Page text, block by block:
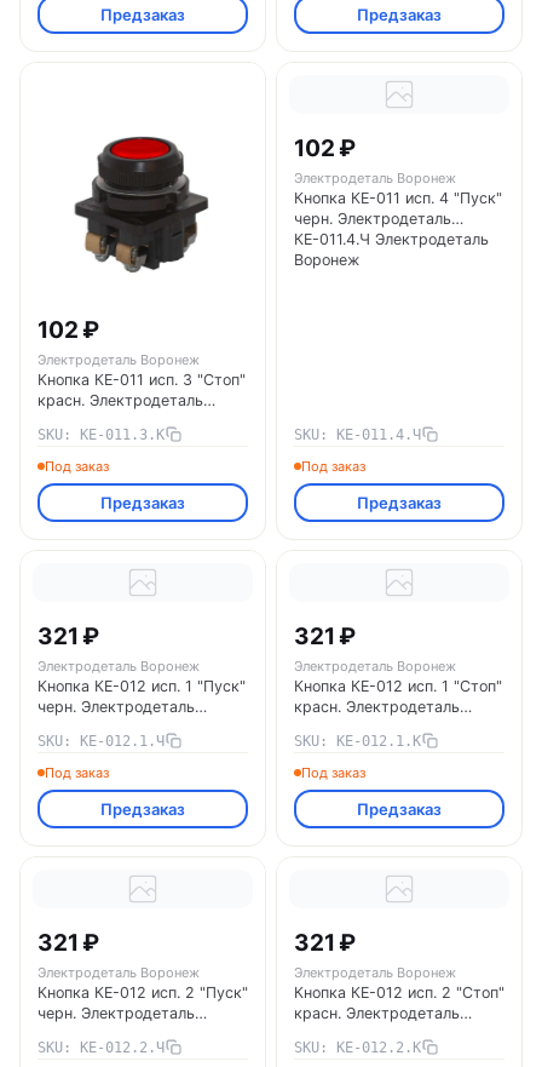
Предзаказ Предзаказ
102 ₽
Электродеталь Воронеж
Кнопка КЕ-011 исп. 3 "Стоп"
красн. Электродеталь
Воронеж
SKU: КЕ-011.3.К
Под заказ
Предзаказ
102 ₽
Электродеталь Воронеж
Кнопка КЕ-011 исп. 4 "Пуск"
черн. Электродеталь
КЕ-011.4.Ч Электродеталь
Воронеж
SKU: КЕ-011.4.Ч
Под заказ
Предзаказ
321 ₽
Электродеталь Воронеж
Кнопка КЕ-012 исп. 1 "Пуск"
черн. Электродеталь
Воронеж
SKU: КЕ-012.1.Ч
Под заказ
Предзаказ
321 ₽
Электродеталь Воронеж
Кнопка КЕ-012 исп. 1 "Стоп"
красн. Электродеталь
Воронеж
SKU: КЕ-012.1.К
Под заказ
Предзаказ
321 ₽
Электродеталь Воронеж
Кнопка КЕ-012 исп. 2 "Пуск"
черн. Электродеталь
Воронеж
SKU: КЕ-012.2.Ч
321 ₽
Электродеталь Воронеж
Кнопка КЕ-012 исп. 2 "Стоп"
красн. Электродеталь
Воронеж
SKU: КЕ-012.2.К